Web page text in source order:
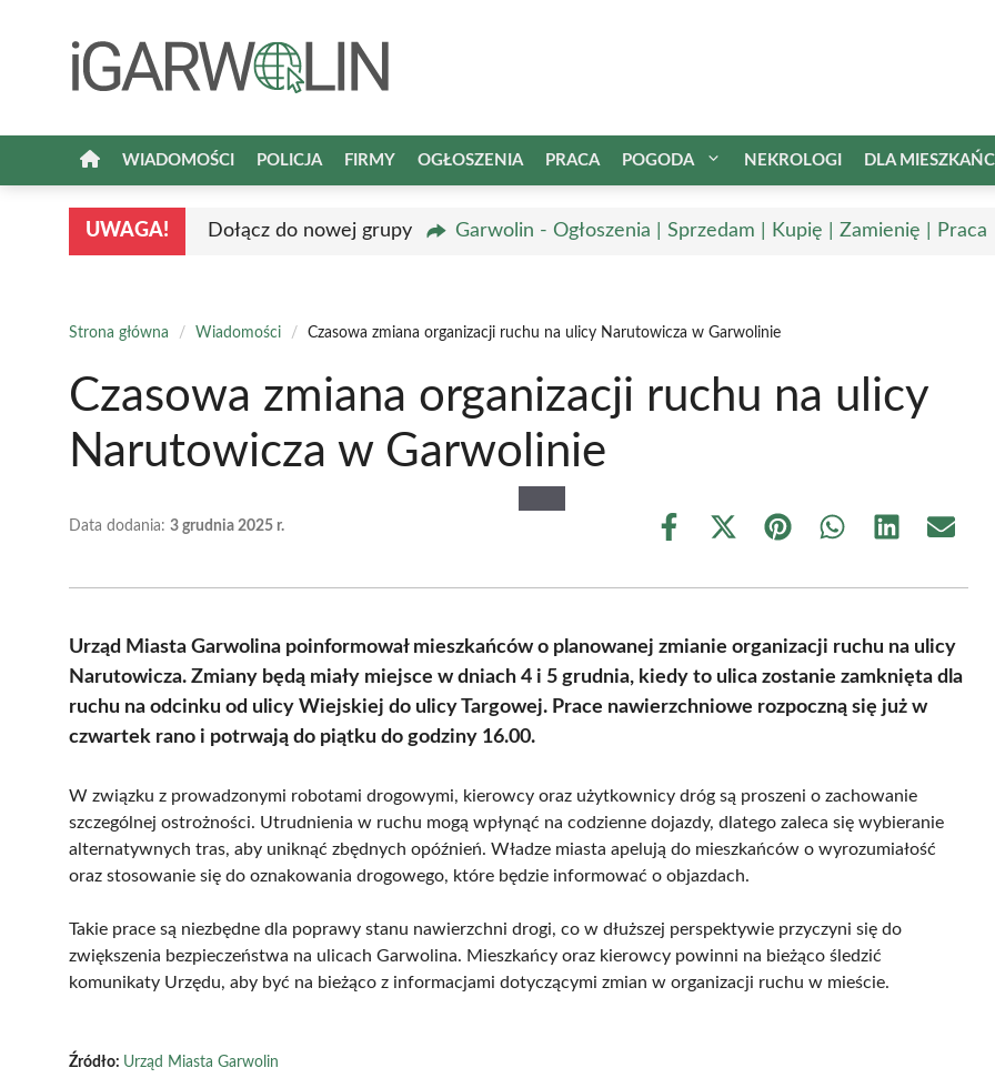
WIADOMOŚCI POLICJA FIRMY OGŁOSZENIA PRACA POGODA NEKROLOGI DLA
UWAGA! Dołącz do nowej grupy Garwolin - Ogłoszenia | Sprzedam | Kupię | Zamienię | Praca
Strona główna / Wiadomości / Czasowa zmiana organizacji ruchu na ulicy Narutowicza w Garwolinie
Czasowa zmiana organizacji ruchu na ulicy
Narutowicza w Garwolinie
Data dodania: 3 grudnia 2025 r.
Share
Share
(Twitter)
Share Share Share Share
Urząd Miasta Garwolina poinformował mieszkańców o planowanej zmianie organizacji ruchu na ulicy
Narutowicza. Zmiany będą miały miejsce w dniach 4 i 5 grudnia, kiedy to ulica zostanie zamknięta dla
ruchu na odcinku od ulicy Wiejskiej do ulicy Targowej. Prace nawierzchniowe rozpoczną się już w
czwartek rano i potrwają do piątku do godziny 16.00.
W związku z prowadzonymi robotami drogowymi, kierowcy oraz użytkownicy dróg są proszeni o zachowanie
szczególnej ostrożności. Utrudnienia w ruchu mogą wpłynąć na codzienne dojazdy, dlatego zaleca się wybieranie
alternatywnych tras, aby uniknąć zbędnych opóźnień. Władze miasta apelują do mieszkańców o wyrozumiałość
oraz stosowanie się do oznakowania drogowego, które będzie informować o objazdach.
Takie prace są niezbędne dla poprawy stanu nawierzchni drogi, co w dłuższej perspektywie przyczyni się do
zwiększenia bezpieczeństwa na ulicach Garwolina. Mieszkańcy oraz kierowcy powinni na bieżąco śledzić
komunikaty Urzędu, aby być na bieżąco z informacjami dotyczącymi zmian w organizacji ruchu w mieście.
Źródło: Urząd Miasta Garwolin